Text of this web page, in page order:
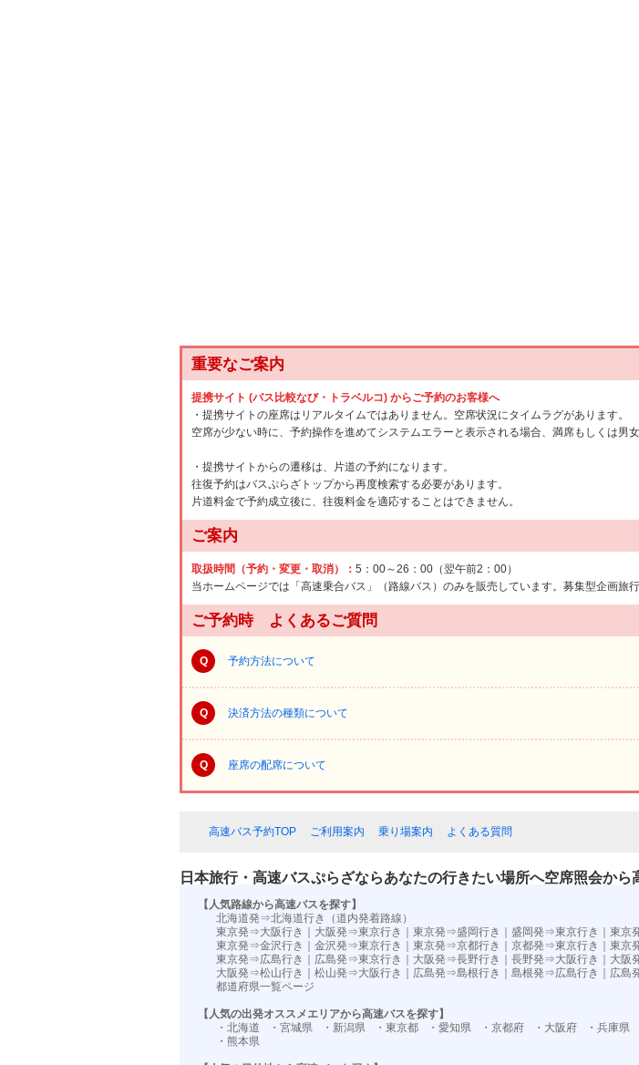
重要なご案内
提携サイト (バス比較なび・トラベルコ) からご予約のお客様へ
・提携サイトの座席はリアルタイムではありません。空席状況にタイムラグがあります。
空席が少ない時に、予約操作を進めてシステムエラーと表示される場合、満席もしくは男
・提携サイトからの遷移は、片道の予約になります。
往復予約はバスぷらざトップから再度検索する必要があります。
片道料金で予約成立後に、往復料金を適応することはできません。
ご案内
取扱時間（予約・変更・取消）： 5：00～26：00（翌午前2：00）
当ホームページでは「高速乗合バス」（路線バス）のみを販売しています。募集型企画旅
ご予約時 よくあるご質問
Q 予約方法について
Q 決済方法の種類について
Q 座席の配席について
高速バス予約TOP ご利用案内 乗り場案内 よくある質問
日本旅行・高速バスぷらざならあなたの行きたい場所へ空席照会から
【人気路線から高速バスを探す】
北海道発⇒北海道行き（道内発着路線）
東京発⇒大阪行き
大阪発⇒東京行き 東京発⇒盛岡行き 盛岡発⇒東京行き 東京
東京発⇒金沢行き
金沢発⇒東京行き 東京発⇒京都行き 京都発⇒東京行き 東京
東京発⇒広島行き
広島発⇒東京行き 大阪発⇒長野行き 長野発⇒大阪行き 大阪
大阪発⇒松山行き
松山発⇒大阪行き 広島発⇒島根行き 島根発⇒広島行き 広島
都道府県一覧ページ
【人気の出発オススメエリアから高速バスを探す】
・北海道
・宮城県 ・新潟県 ・東京都 ・愛知県 ・京都府 ・大阪府 ・兵庫県
・熊本県